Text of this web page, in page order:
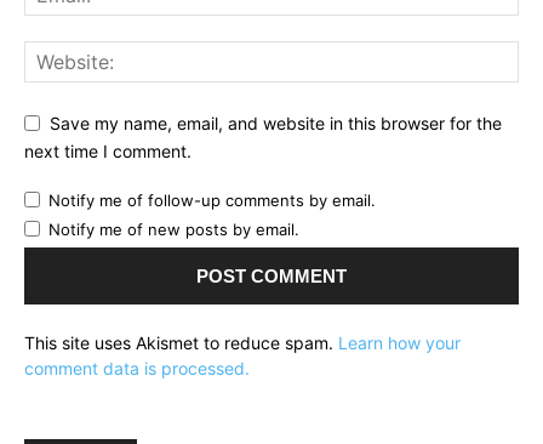
Save my name, email, and website in this browser for the
next time I comment.
Notify me of follow-up comments by email.
Notify me of new posts by email.
This site uses Akismet to reduce spam. Learn how your
comment data is processed.